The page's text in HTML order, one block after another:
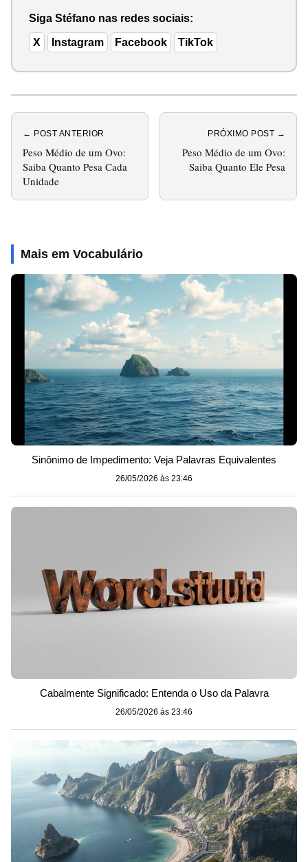
Siga Stéfano nas redes sociais:
X Instagram Facebook TikTok
← POST ANTERIOR
Peso Médio de um Ovo:
Saiba Quanto Pesa Cada
Unidade
PRÓXIMO POST →
Peso Médio de um Ovo:
Saiba Quanto Ele Pesa
Mais em Vocabulário
Sinônimo de Impedimento: Veja Palavras Equivalentes
26/05/2026 às 23:46
Cabalmente Significado: Entenda o Uso da Palavra
26/05/2026 às 23:46